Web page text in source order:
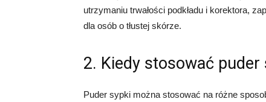
utrzymaniu trwałości podkładu i korektora,
dla osób o tłustej skórze.
2. Kiedy stosować puder
Puder sypki można stosować na różne